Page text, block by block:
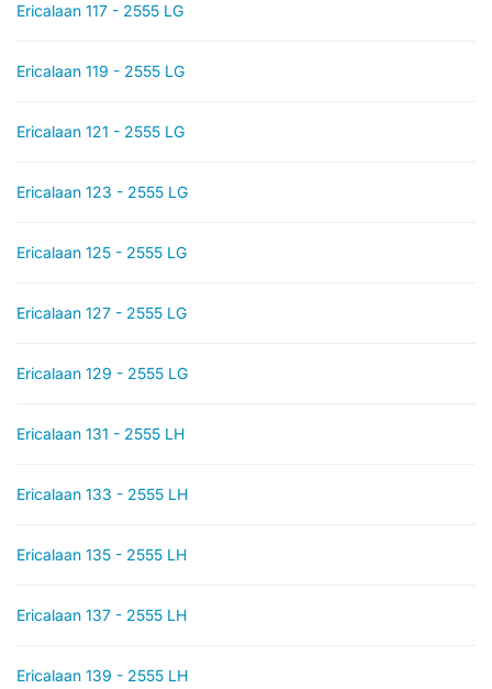
Ericalaan 117 - 2555 LG
Ericalaan 119 - 2555 LG
Ericalaan 121 - 2555 LG
Ericalaan 123 - 2555 LG
Ericalaan 125 - 2555 LG
Ericalaan 127 - 2555 LG
Ericalaan 129 - 2555 LG
Ericalaan 131 - 2555 LH
Ericalaan 133 - 2555 LH
Ericalaan 135 - 2555 LH
Ericalaan 137 - 2555 LH
Ericalaan 139 - 2555 LH